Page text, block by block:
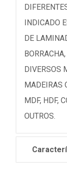
INDICADO
DE
DIVERSOS
MADEIRAS
MDF, HDF,
OUTROS.